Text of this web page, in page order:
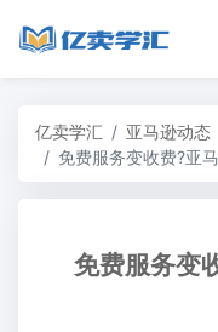
亿卖学汇
亚马逊动态
免费服务变收费?亚
免费服务变